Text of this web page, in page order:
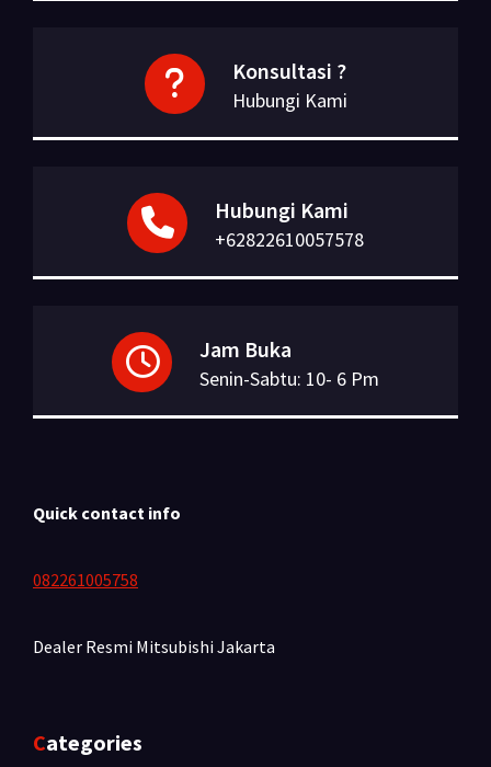
Konsultasi ?
Hubungi Kami
Hubungi Kami
+62822610057578
Jam Buka
Senin-Sabtu: 10- 6 Pm
Quick contact info
082261005758
Dealer Resmi Mitsubishi Jakarta
Categories